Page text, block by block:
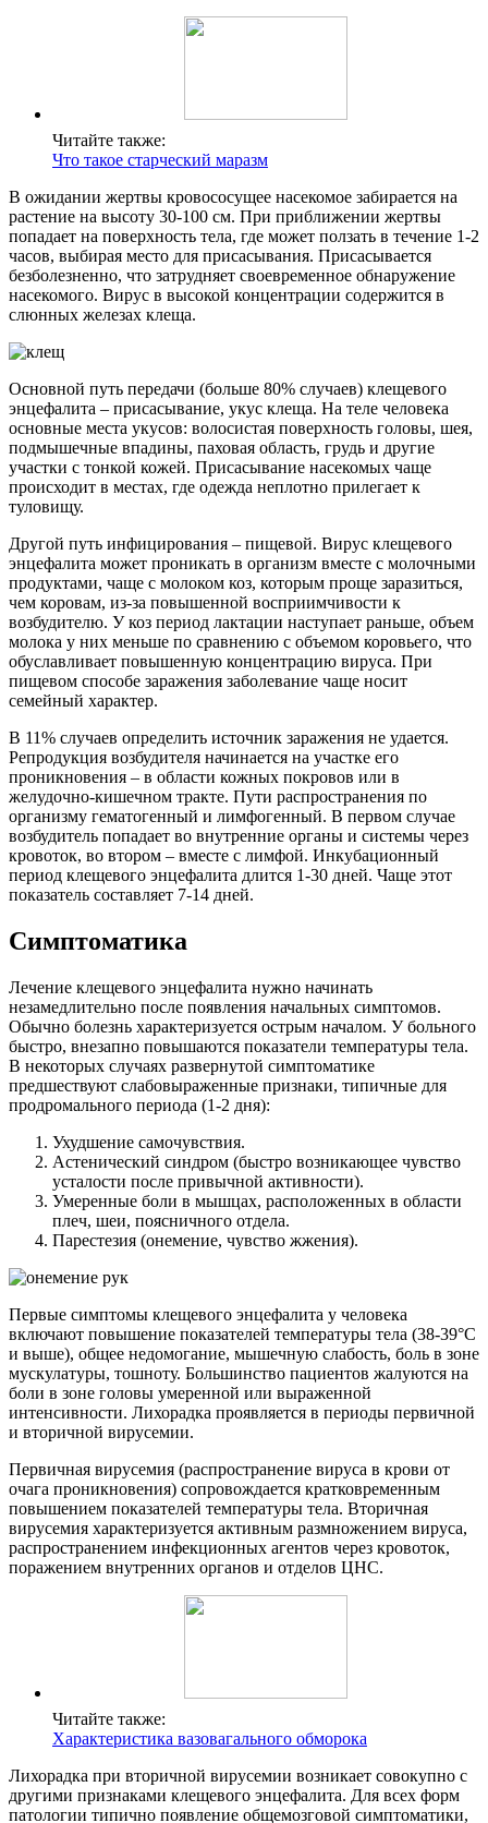
Читайте также:
Что такое старческий маразм
В ожидании жертвы кровососущее насекомое забирается на
растение на высоту 30-100 см. При приближении жертвы
попадает на поверхность тела, где может ползать в течение 1-2
часов, выбирая место для присасывания. Присасывается
безболезненно, что затрудняет своевременное обнаружение
насекомого. Вирус в высокой концентрации содержится в
слюнных железах клеща.
Основной путь передачи (больше 80% случаев) клещевого
энцефалита – присасывание, укус клеща. На теле человека
основные места укусов: волосистая поверхность головы, шея,
подмышечные впадины, паховая область, грудь и другие
участки с тонкой кожей. Присасывание насекомых чаще
происходит в местах, где одежда неплотно прилегает к
туловищу.
Другой путь инфицирования – пищевой. Вирус клещевого
энцефалита может проникать в организм вместе с молочными
продуктами, чаще с молоком коз, которым проще заразиться,
чем коровам, из-за повышенной восприимчивости к
возбудителю. У коз период лактации наступает раньше, объем
молока у них меньше по сравнению с объемом коровьего, что
обуславливает повышенную концентрацию вируса. При
пищевом способе заражения заболевание чаще носит
семейный характер.
В 11% случаев определить источник заражения не удается.
Репродукция возбудителя начинается на участке его
проникновения – в области кожных покровов или в
желудочно-кишечном тракте. Пути распространения по
организму гематогенный и лимфогенный. В первом случае
возбудитель попадает во внутренние органы и системы через
кровоток, во втором – вместе с лимфой. Инкубационный
период клещевого энцефалита длится 1-30 дней. Чаще этот
показатель составляет 7-14 дней.
Симптоматика
Лечение клещевого энцефалита нужно начинать
незамедлительно после появления начальных симптомов.
Обычно болезнь характеризуется острым началом. У больного
быстро, внезапно повышаются показатели температуры тела.
В некоторых случаях развернутой симптоматике
предшествуют слабовыраженные признаки, типичные для
продромального периода (1-2 дня):
Ухудшение самочувствия.
Астенический синдром (быстро возникающее чувство
усталости после привычной активности).
Умеренные боли в мышцах, расположенных в области
плеч, шеи, поясничного отдела.
Парестезия (онемение, чувство жжения).
Первые симптомы клещевого энцефалита у человека
включают повышение показателей температуры тела (38-39°C
и выше), общее недомогание, мышечную слабость, боль в зоне
мускулатуры, тошноту. Большинство пациентов жалуются на
боли в зоне головы умеренной или выраженной
интенсивности. Лихорадка проявляется в периоды первичной
и вторичной вирусемии.
Первичная вирусемия (распространение вируса в крови от
очага проникновения) сопровождается кратковременным
повышением показателей температуры тела. Вторичная
вирусемия характеризуется активным размножением вируса,
распространением инфекционных агентов через кровоток,
поражением внутренних органов и отделов ЦНС.
Читайте также:
Характеристика вазовагального обморока
Лихорадка при вторичной вирусемии возникает совокупно с
другими признаками клещевого энцефалита. Для всех форм
патологии типично появление общемозговой симптоматики,